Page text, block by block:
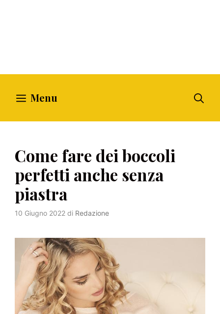
Menu
Come fare dei boccoli
perfetti anche senza
piastra
10 Giugno 2022 di Redazione